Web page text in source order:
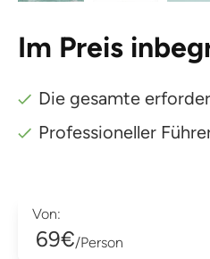
Im Preis
Die gesamte
Professioneller
Von:
69€/Person